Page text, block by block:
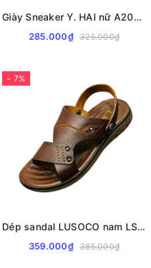
Giày Sneaker Y. HAI nữ A2028 da xịn cao cấp
285.000₫ 325.000₫
- 7%
Dép sandal LUSOCO nam LSC8129
359.000₫ 385.000₫